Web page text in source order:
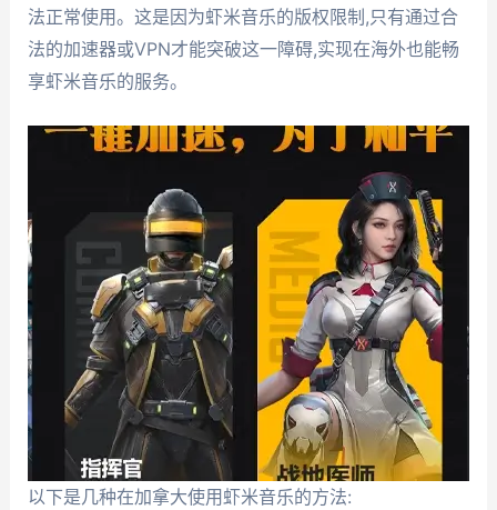
法正常使用。这是因为虾米音乐的版权限制,只有通过合
法的加速器或VPN才能突破这一障碍,实现在海外也能畅
享虾米音乐的服务。
以下是几种在加拿大使用虾米音乐的方法: